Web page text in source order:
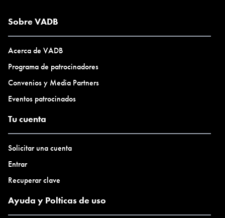
Sobre VADB
Acerca de VADB
Programa de patrocinadores
Convenios y Media Partners
Eventos patrocinados
Tu cuenta
Solicitar una cuenta
Entrar
Recuperar clave
Ayuda y Polticas de uso